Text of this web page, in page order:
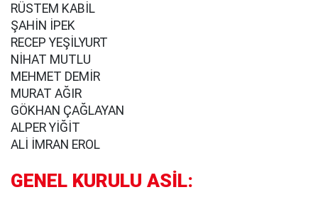
RÜSTEM KABİL
ŞAHİN İPEK
RECEP YEŞİLYURT
NİHAT MUTLU
MEHMET DEMİR
MURAT AĞIR
GÖKHAN ÇAĞLAYAN
ALPER YİĞİT
ALİ İMRAN EROL
GENEL KURULU ASİL: